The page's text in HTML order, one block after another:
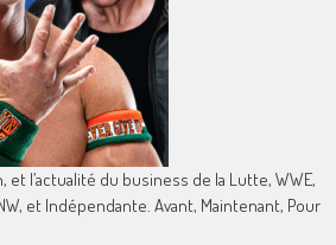
l’actualité du business de la Lutte, WWE,
et Indépendante. Avant, Maintenant, Pour